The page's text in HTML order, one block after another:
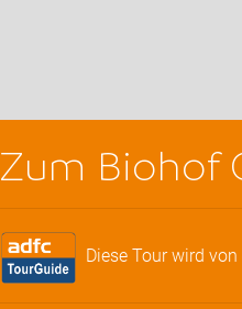
Zum Biohof
Diese Tour wird